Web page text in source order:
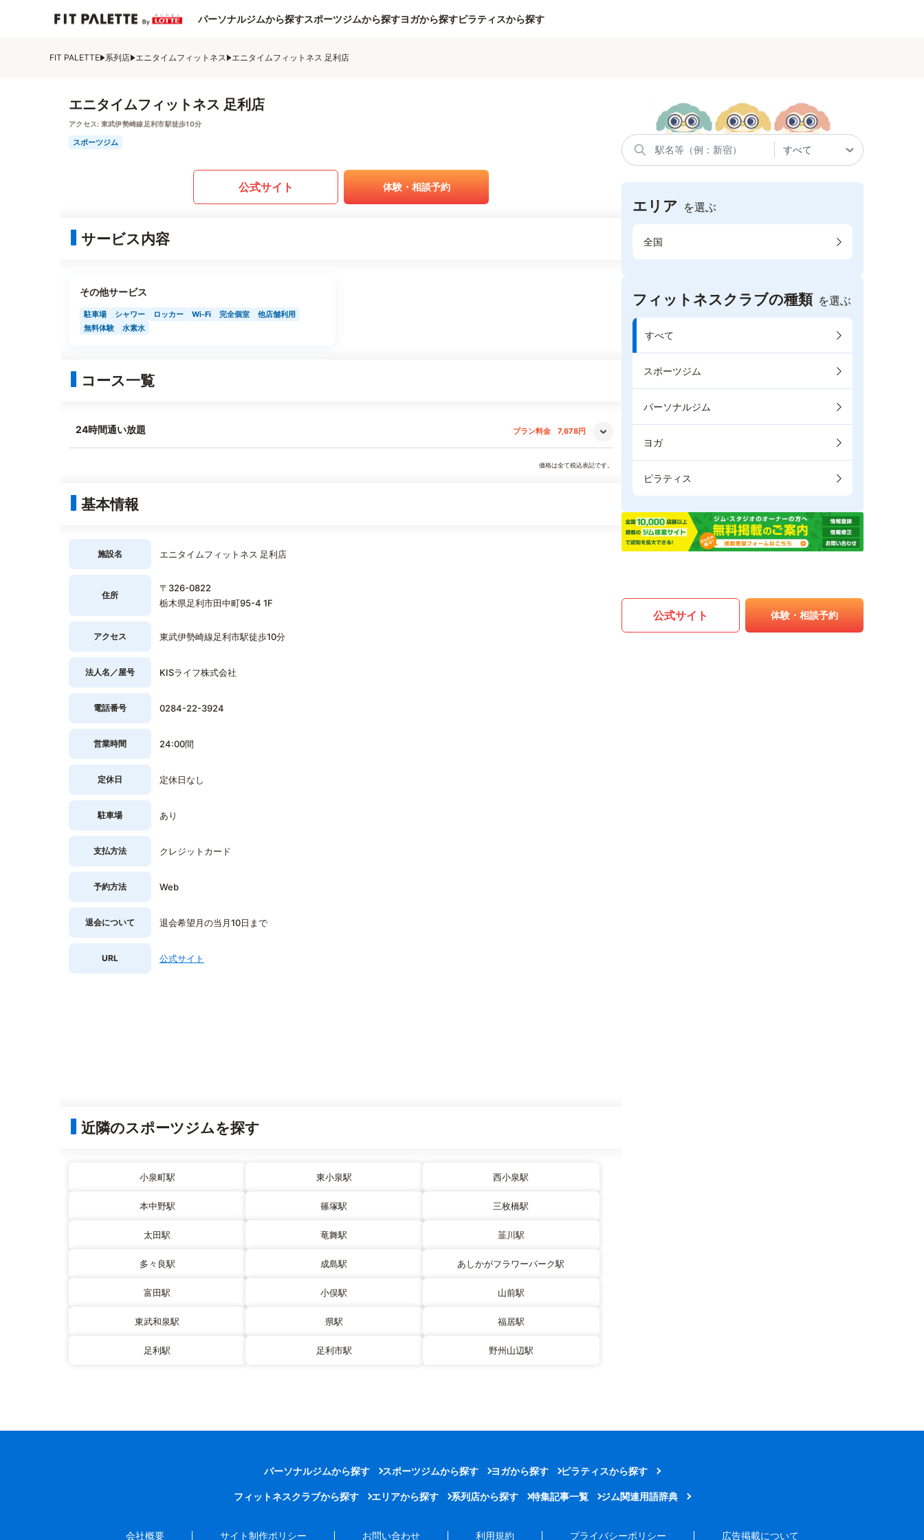
パーソナルジムから探すスポーツジムから探すヨガから探すピラティスから探す
FIT PALETTE 系列店 エニタイムフィットネス エニタイムフィットネス 足利店
エニタイムフィットネス 足利店
アクセス: 東武伊勢崎線足利市駅徒歩10分
スポーツジム
公式サイト 体験・相談予約
サービス内容
その他サービス
駐車場 シャワー ロッカー Wi-Fi 完全個室
他店舗利用
無料体験
水素水
コース一覧
24時間通い放題 プラン料金 7,678円
価格は全て税込表記です。
基本情報
施設名 エニタイムフィットネス 足利店
住所
〒326-0822
栃木県足利市田中町95-4 1F
アクセス 東武伊勢崎線足利市駅徒歩10分
法人名／屋号 KISライフ株式会社
電話番号 0284-22-3924
営業時間 24:00間
定休日 定休日なし
駐車場 あり
支払方法 クレジットカード
予約方法 Web
退会について 退会希望月の当月10日まで
URL 公式サイト
近隣のスポーツジムを探す
小泉町駅 東小泉駅 西小泉駅
本中野駅 篠塚駅 三枚橋駅
太田駅 竜舞駅 韮川駅
多々良駅 成島駅 あしかがフラワーパーク駅
富田駅 小俣駅 山前駅
東武和泉駅 県駅 福居駅
足利駅 足利市駅 野州山辺駅
エリア を選ぶ
全国
フィットネスクラブの種類 を選ぶ
すべて
スポーツジム
パーソナルジム
ヨガ
ピラティス
公式サイト 体験・相談予約
パーソナルジムから探す スポーツジムから探す ヨガから探す ピラティスから探す
フィットネスクラブから探す エリアから探す 系列店から探す 特集記事一覧 ジム関連用語辞典
会社概要 サイト制作ポリシー お問い合わせ 利用規約 プライバシーポリシー 広告掲載について